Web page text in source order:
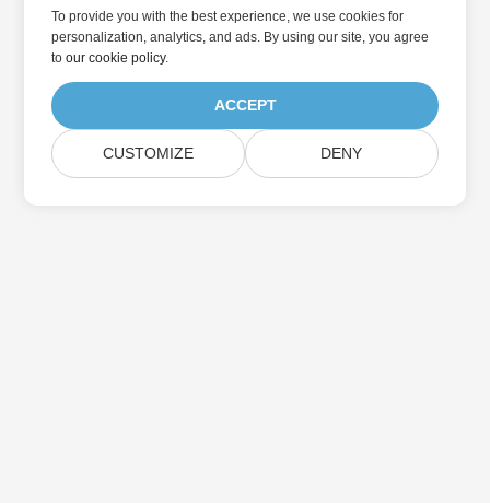
To provide you with the best experience, we use cookies for
personalization, analytics, and ads. By using our site, you agree
toour cookie policy.
ACCEPT
CUSTOMIZE DENY